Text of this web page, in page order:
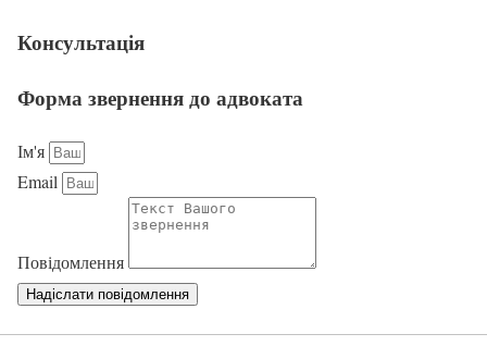
Консультація
Форма звернення до адвоката
Ім'я
Email
Повідомлення
Надіслати повідомлення